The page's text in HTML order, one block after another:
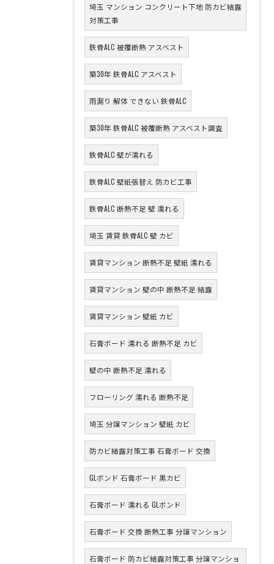
埼玉 マンション コンクリート下地 防カビ結露
対策工事
鉄骨ALC 被覆断熱 アスベスト
築30年 鉄骨ALC アスベスト
雨漏り 解体 できない 鉄骨ALC
築30年 鉄骨ALC 被覆断熱 アスベスト調査
鉄骨ALC 壁が濡れる
鉄骨ALC 壁紙張替え 防カビ工事
鉄骨ALC 断熱不足 壁 濡れる
埼玉 賃貸 鉄骨ALC 壁 カビ
賃貸マンション 断熱不足 壁紙 濡れる
賃貸マンション 壁の中 断熱不足 結露
賃貸マンション 壁紙 カビ
石膏ボード 濡れる 断熱不足 カビ
壁の中 断熱不足 濡れる
フローリング 濡れる 断熱不足
埼玉 分譲マンション 壁紙 カビ
防カビ結露対策工事 石膏ボード 交換
GLボンド 石膏ボード 黒カビ
石膏ボード 濡れる GLボンド
石膏ボード 交換 断熱工事 分譲マンション
石膏ボード 防カビ結露対策工事 分譲マンショ